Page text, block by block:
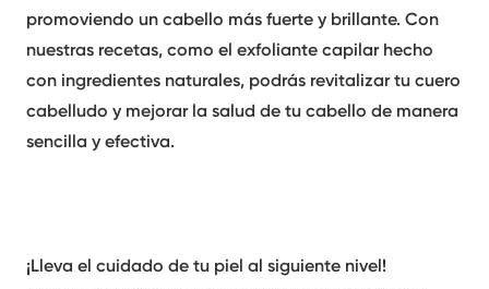
promoviendo un cabello más fuerte y brillante. Con
nuestras recetas, como el exfoliante capilarhecho
con ingredientes naturales, podrás revitalizar tu cuero
cabelludo y mejorar la salud de tu cabello de manera
sencilla y efectiva.
¡Lleva el cuidado de tu piel al siguiente nivel!